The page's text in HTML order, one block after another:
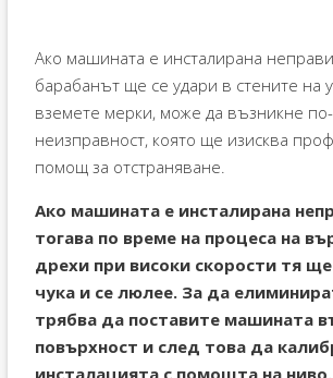
Ако машината е инсталирана
барабанът ще се удари в стените на
вземете мерки, може да възникне
неизправност, която ще изисква
помощ за отстраняване.
Ако машината е инсталирана
тогава по време на процеса на
дрехи при високи скорости тя
чука и се люлее. За да
трябва да поставите машината
повърхност и след това да
инсталацията с помощта на ниво.